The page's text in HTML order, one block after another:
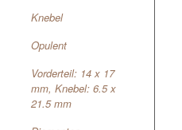
Knebel
Opulent
Vorderteil: 14 x 17
mm, Knebel: 6.5 x
21.5 mm